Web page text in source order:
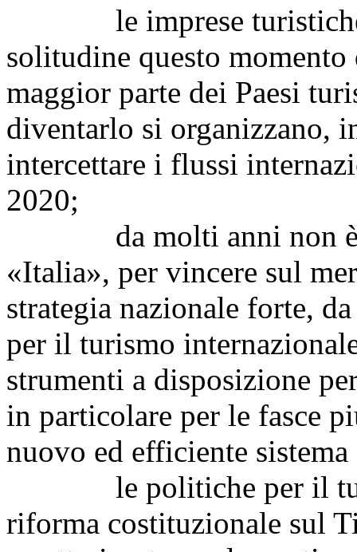
le imprese turistiche
solitudine questo
maggior parte dei Paesi
diventarlo si organizzano,
intercettare i flussi
2020;
da molti anni non è
«Italia», per vincere sul
strategia nazionale forte,
per il turismo
strumenti a disposizione
in particolare per le fasce
nuovo ed efficiente
le politiche per il
riforma costituzionale sul